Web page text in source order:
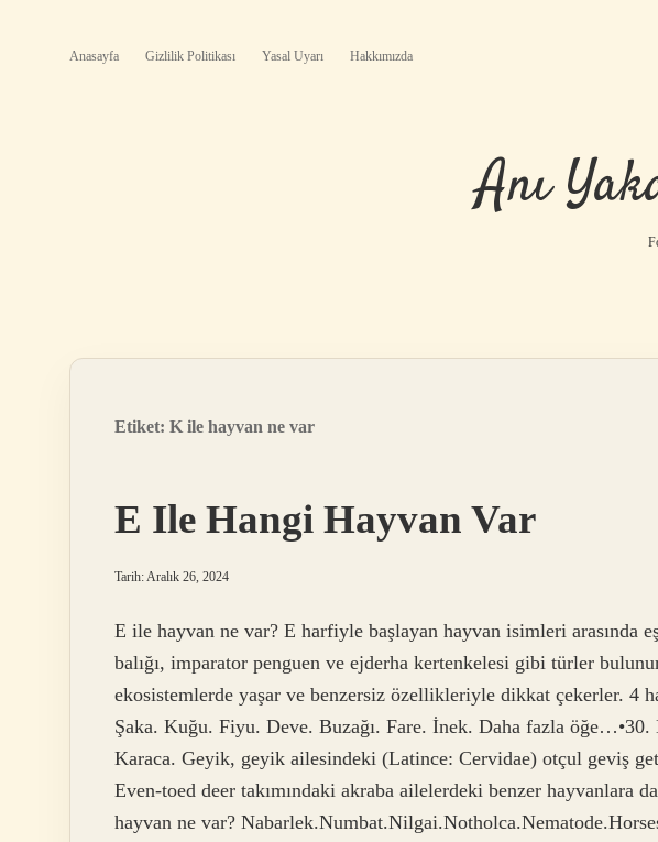
Anasayfa Gizlilik Politikası Yasal Uyarı Hakkımızda
Anı
Etiket: K ile hayvan ne var
E Ile Hangi Hayvan Var
Tarih: Aralık 26, 2024
E ile hayvan ne var? E harfiyle başlayan hayvan isimleri arasında
balığı, imparator penguen ve ejderha kertenkelesi gibi türler
ekosistemlerde yaşar ve benzersiz özellikleriyle dikkat çekerler. 4
Şaka. Kuğu. Fiyu. Deve. Buzağı. Fare. İnek. Daha fazla öğe…•30.
Karaca. Geyik, geyik ailesindeki (Latince: Cervidae) otçul geviş
Even-toed deer takımındaki akraba ailelerdeki benzer hayvanlara
hayvan ne var?